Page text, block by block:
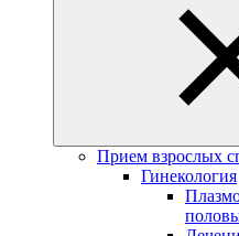
Прием взрослых
Гинекология